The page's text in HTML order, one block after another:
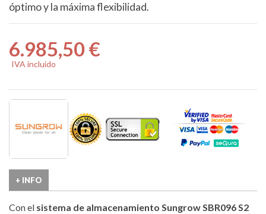
óptimo y la máxima flexibilidad.
6.985,50 €
IVA incluido
+ INFO
Con el sistema de almacenamiento Sungrow SBR096 S2